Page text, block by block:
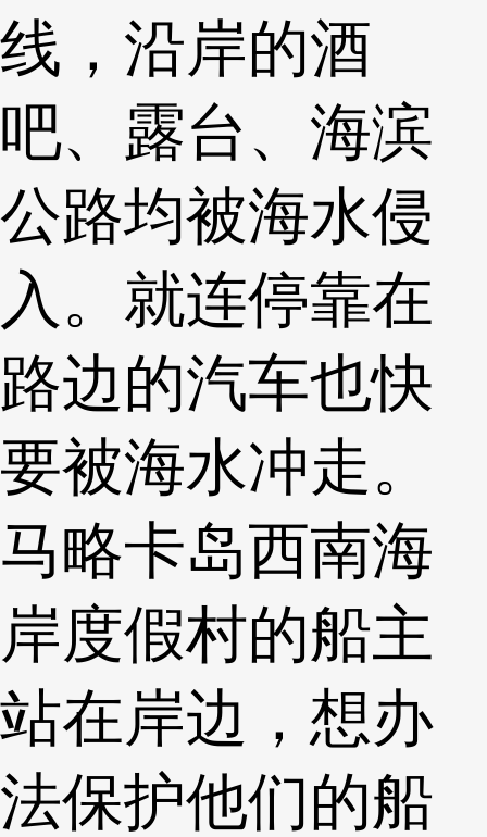
线，沿岸的酒
吧、露台、海滨
公路均被海水侵
入。就连停靠在
路边的汽车也快
要被海水冲走。
马略卡岛西南海
岸度假村的船主
站在岸边，想办
法保护他们的船